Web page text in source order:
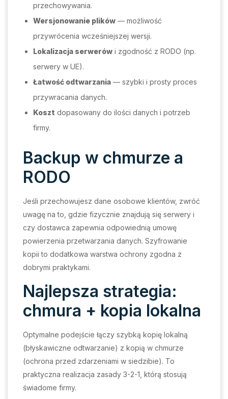
przechowywania.
Wersjonowanie plików — możliwość
przywrócenia wcześniejszej wersji.
Lokalizacja serwerów i zgodność z RODO (np.
serwery w UE).
Łatwość odtwarzania — szybki i prosty proces
przywracania danych.
Koszt dopasowany do ilości danych i potrzeb
firmy.
Backup w chmurze a
RODO
Jeśli przechowujesz dane osobowe klientów, zwróć
uwagę na to, gdzie fizycznie znajdują się serwery i
czy dostawca zapewnia odpowiednią umowę
powierzenia przetwarzania danych. Szyfrowanie
kopii to dodatkowa warstwa ochrony zgodna z
dobrymi praktykami.
Najlepsza strategia:
chmura + kopia lokalna
Optymalne podejście łączy szybką kopię lokalną
(błyskawiczne odtwarzanie) z kopią w chmurze
(ochrona przed zdarzeniami w siedzibie). To
praktyczna realizacja zasady 3-2-1, którą stosują
świadome firmy.